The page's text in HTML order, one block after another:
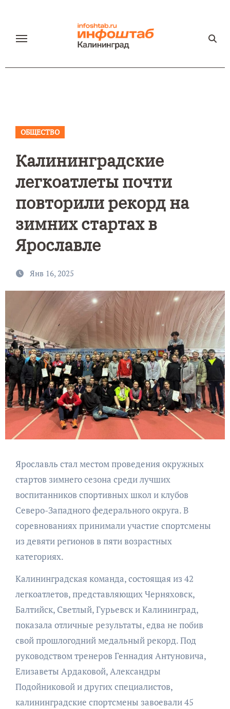
содержанию
ОБЩЕСТВО
Калининградские
легкоатлеты почти
повторили рекорд на
зимних стартах в
Ярославле
Янв 16, 2025
Ярославль стал местом проведения окружных
стартов зимнего сезона среди лучших
воспитанников спортивных школ и клубов
Северо-Западного федерального округа. В
соревнованиях принимали участие спортсмены
из девяти регионов в пяти возрастных
категориях.
Калининградская команда, состоящая из 42
легкоатлетов, представляющих Черняховск,
Балтийск, Светлый, Гурьевск и Калининград,
показала отличные результаты, едва не побив
свой прошлогодний медальный рекорд. Под
руководством тренеров Геннадия Антуновича,
Елизаветы Ардаковой, Александры
Подойниковой и других специалистов,
калининградские спортсмены завоевали 45